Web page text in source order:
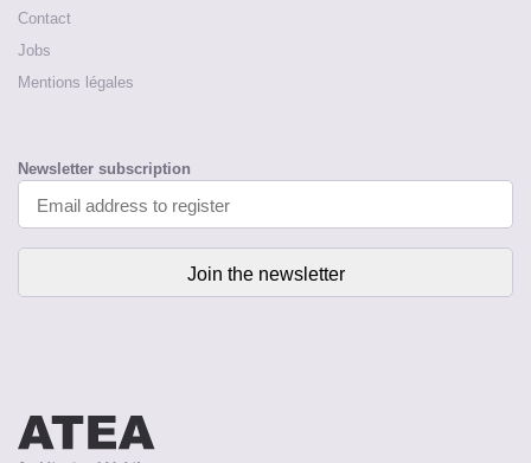
Contact
Jobs
Mentions légales
Newsletter subscription